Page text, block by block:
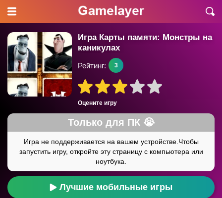
Игра Карты памяти: Монстры на
каникулах
Оцените игру
Рейтинг: 3
Лучшие мобильные игры